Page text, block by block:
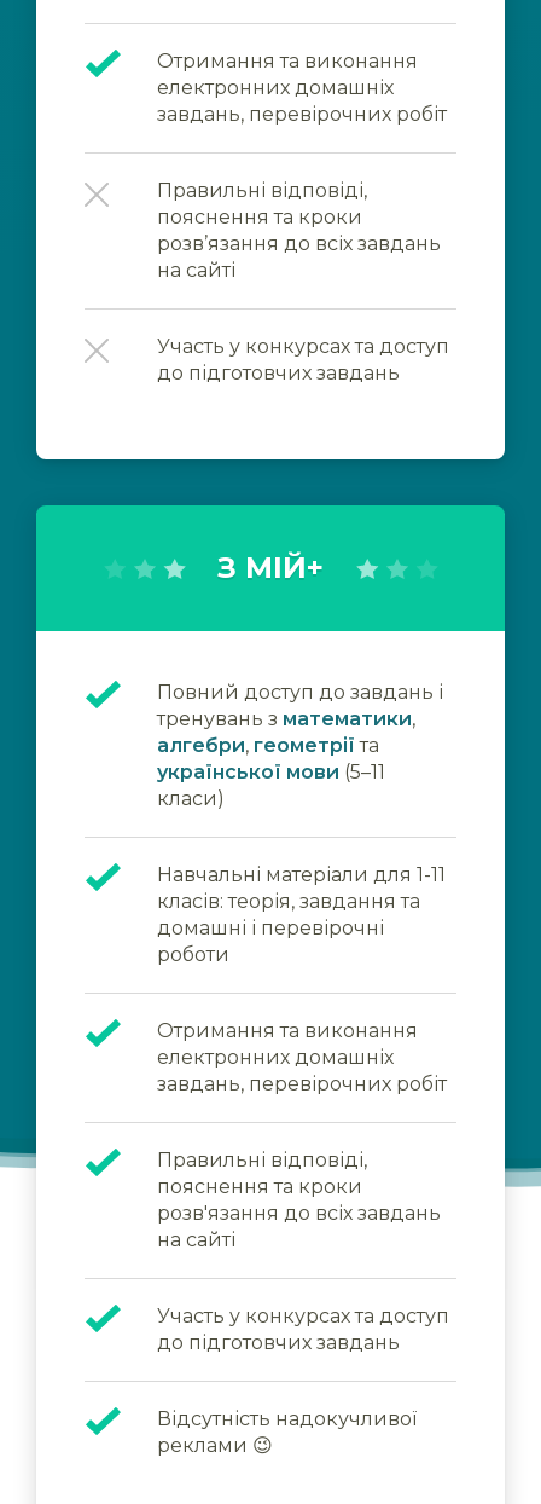
Отримання та виконання
електронних домашніх
завдань, перевірочних робіт
Правильні відповіді,
пояснення та кроки
розв’язання до всіх завдань
на сайті
Участь у конкурсах та доступ
до підготовчих завдань
З МІЙ+
Повний доступ до завдань і
тренувань з математики,
алгебри, геометрії та
української мови (5–11
класи)
Навчальні матеріали для 1-11
класів: теорія, завдання та
домашні і перевірочні
роботи
Отримання та виконання
електронних домашніх
завдань, перевірочних робіт
Правильні відповіді,
пояснення та кроки
розв'язання до всіх завдань
на сайті
Участь у конкурсах та доступ
до підготовчих завдань
Відсутність надокучливої
реклами 😉